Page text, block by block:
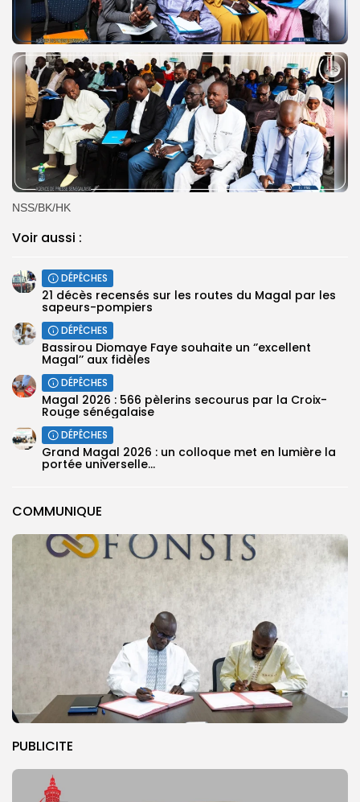
COMMUNIQUE
PUBLICITE
NSS/BK/HK
Voir aussi :
DÉPÊCHES
21 décès recensés sur les routes du Magal par les
sapeurs-pompiers
DÉPÊCHES
Bassirou Diomaye Faye souhaite un ‘’excellent
Magal’’ aux fidèles
DÉPÊCHES
Magal 2026 : 566 pèlerins secourus par la Croix-
Rouge sénégalaise
DÉPÊCHES
Grand Magal 2026 : un colloque met en lumière la
portée universelle...